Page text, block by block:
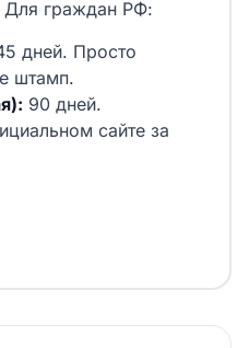
Для граждан РФ:
дней. Просто
штамп.
90 дней.
сайте за